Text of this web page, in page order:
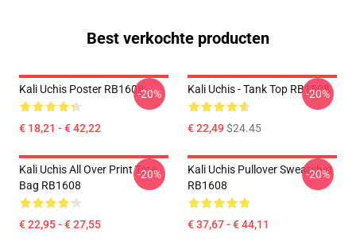
Best verkochte producten
Kali Uchis Poster RB1608
€ 18,21 - € 42,22
-20% Kali Uchis - Tank Top RB1608
€ 22,49$24.45
-20%
Kali Uchis All Over Print Tote
Bag RB1608
€ 22,95 - € 27,55
-20%
Kali Uchis Pullover Sweatshirt
RB1608
€ 37,67 - € 44,11
-20%